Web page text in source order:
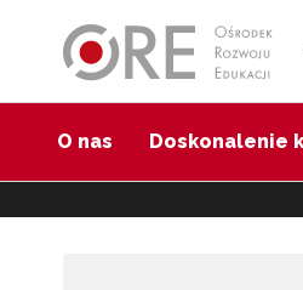
O nas Doskonalenie